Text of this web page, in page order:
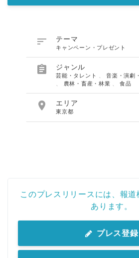
 テーマ
キャンペーン・プレゼント
 ジャンル
芸能・タレント 、音楽・演劇
農林・畜産・林業 、食品
 エリア
東京都
このプレスリリースには、報
あります。
プレス登録